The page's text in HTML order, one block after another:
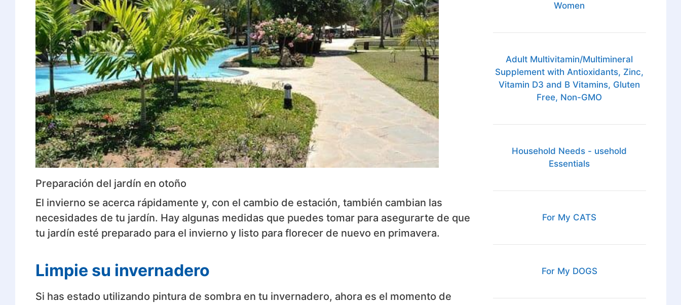
Preparación del jardín en otoño
El invierno se acerca rápidamente y, con el cambio de estación, también cambian las
necesidades de tu jardín. Hay algunas medidas que puedes tomar para asegurarte de que
tu jardín esté preparado para el invierno y listo para florecer de nuevo en primavera.
Limpie su invernadero
Si has estado utilizando pintura de sombra en tu invernadero, ahora es el momento de
Women
Adult Multivitamin/Multimineral
Supplement with Antioxidants, Zinc,
Vitamin D3 and B Vitamins, Gluten
Free, Non-GMO
Household Needs - usehold
Essentials
For My CATS
For My DOGS